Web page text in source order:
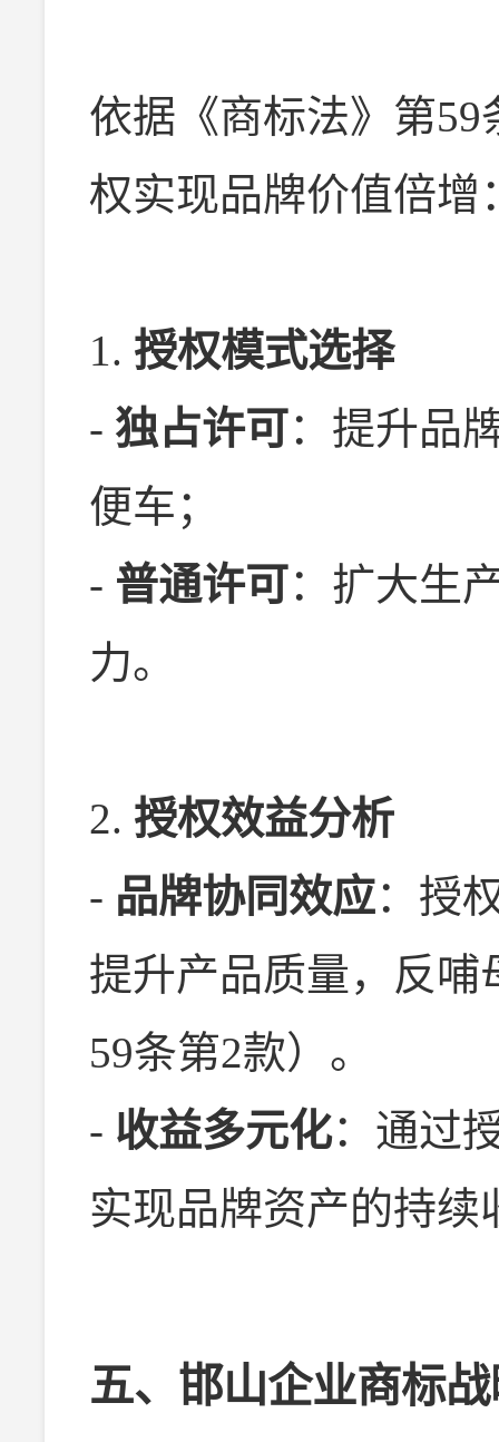
依据《商标法》第
权实现品牌价值倍增
1. 授权模式选择
- 独占许可：提升品
便车；
- 普通许可：扩大生
力。
2. 授权效益分析
- 品牌协同效应：授
提升产品质量，反哺
59条第2款）。
- 收益多元化：通过
实现品牌资产的持续
五、邯山企业商标